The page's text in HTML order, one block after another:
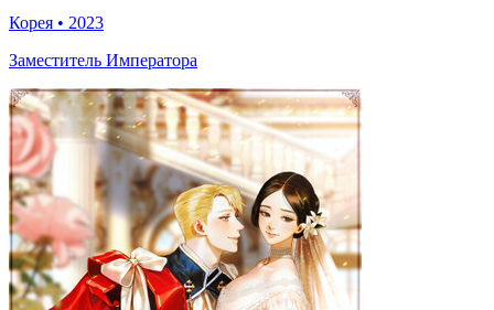
Корея • 2023
Заместитель Императора